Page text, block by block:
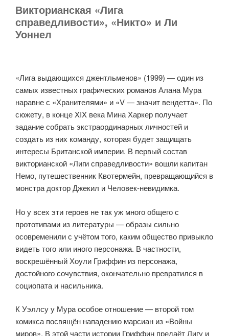
Викторианская «Лига
справедливости», «Никто» и Ли
Уоннел
«Лига выдающихся джентльменов» (1999) — один из
самых известных графических романов Алана Мура
наравне с «Хранителями» и «V — значит вендетта». По
сюжету, в конце XIX века Мина Харкер получает
задание собрать экстраординарных личностей и
создать из них команду, которая будет защищать
интересы Британской империи. В первый состав
викторианской «Лиги справедливости» вошли капитан
Немо, путешественник Квотермейн, превращающийся в
монстра доктор Джекил и Человек-невидимка.
Но у всех эти героев не так уж много общего с
прототипами из литературы — образы сильно
осовременили с учётом того, каким общество привыкло
видеть того или иного персонажа. В частности,
воскрешённый Хоули Гриффин из персонажа,
достойного сочувствия, окончательно превратился в
социопата и насильника.
К Уэллсу у Мура особое отношение — второй том
комикса посвящён нападению марсиан из «Войны
миров». В этой части истории Гриффин предаёт Лигу и